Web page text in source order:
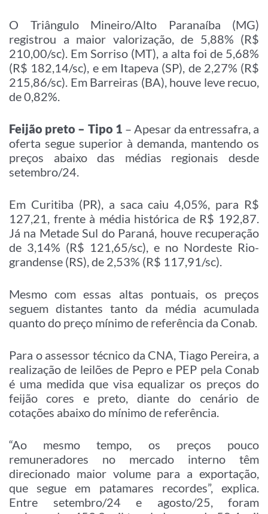
O Triângulo Mineiro/Alto Paranaíba (MG)
registrou a maior valorização, de 5,88% (R$
210,00/sc). Em Sorriso (MT), a alta foi de 5,68%
(R$ 182,14/sc), e em Itapeva (SP), de 2,27% (R$
215,86/sc). Em Barreiras (BA), houve leve recuo,
de 0,82%.
Feijão preto – Tipo 1 – Apesar da entressafra, a
oferta segue superior à demanda, mantendo os
preços abaixo das médias regionais desde
setembro/24.
Em Curitiba (PR), a saca caiu 4,05%, para R$
127,21, frente à média histórica de R$ 192,87.
Já na Metade Sul do Paraná, houve recuperação
de 3,14% (R$ 121,65/sc), e no Nordeste Rio-
grandense (RS), de 2,53% (R$ 117,91/sc).
Mesmo com essas altas pontuais, os preços
seguem distantes tanto da média acumulada
quanto do preço mínimo de referência da Conab.
Para o assessor técnico da CNA, Tiago Pereira, a
realização de leilões de Pepro e PEP pela Conab
é uma medida que visa equalizar os preços do
feijão cores e preto, diante do cenário de
cotações abaixo do mínimo de referência.
“Ao mesmo tempo, os preços pouco
remuneradores no mercado interno têm
direcionado maior volume para a exportação,
que segue em patamares recordes”, explica.
Entre setembro/24 e agosto/25, foram